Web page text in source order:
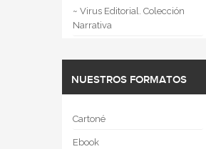
~ Virus Editorial. Colección
Narrativa
NUESTROS FORMATOS
Cartoné
Ebook